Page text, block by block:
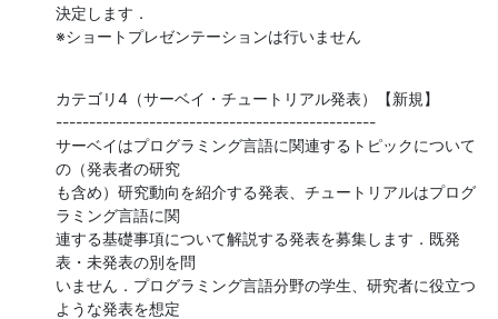
決定します．
※ショートプレゼンテーションは行いません
カテゴリ4（サーベイ・チュートリアル発表）【新規】
------------------------------------------------
サーベイはプログラミング言語に関連するトピックについて
の（発表者の研究
も含め）研究動向を紹介する発表、チュートリアルはプログ
ラミング言語に関
連する基礎事項について解説する発表を募集します．既発
表・未発表の別を問
いません．プログラミング言語分野の学生、研究者に役立つ
ような発表を想定